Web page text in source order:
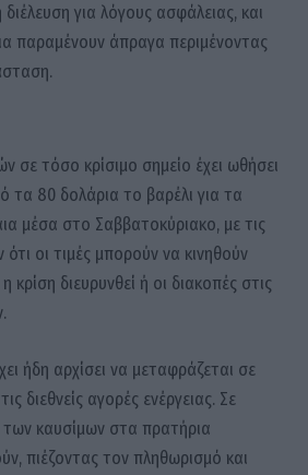
για λόγους ασφάλειας, και
παραμένουν άπραγα περιμένοντας
σε τόσο κρίσιμο σημείο έχει ωθήσει
80 δολάρια το βαρέλι για τα
μέσα στο Σαββατοκύριακο, με τις
ότι οι τιμές μπορούν να κινηθούν
διευρυνθεί ή οι διακοπές στις
ήδη αρχίσει να μεταφράζεται σε
διεθνείς αγορές ενέργειας. Σε
των καυσίμων στα πρατήρια
πιέζοντας τον πληθωρισμό και